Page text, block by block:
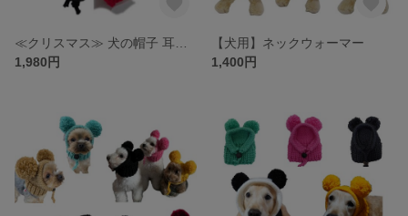
1,980円
【犬用】ネックウォーマー
1,400円